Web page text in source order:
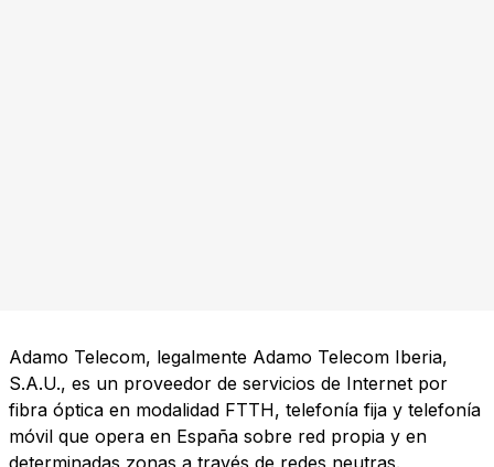
Adamo Telecom, legalmente Adamo Telecom Iberia,
S.A.U., es un proveedor de servicios de Internet por
fibra óptica en modalidad FTTH, telefonía fija y telefonía
móvil que opera en España sobre red propia y en